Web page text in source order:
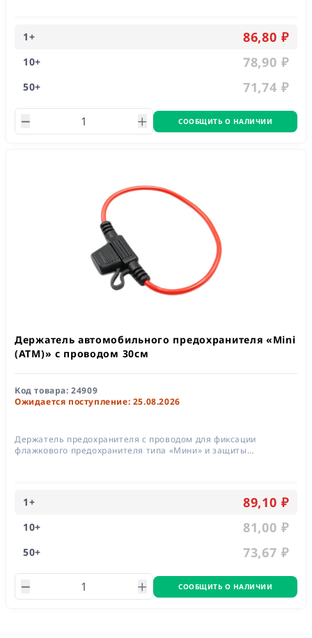
1+ 86,80 ₽
10+ 78,90 ₽
50+ 71,74 ₽
СООБЩИТЬ О НАЛИЧИИ
Держатель автомобильного предохранителя «Mini
(ATM)» с проводом 30см
Код товара:24909
Ожидается поступление: 25.08.2026
Держатель предохранителя с проводом для фиксации
флажкового предохранителя типа «Мини» и защиты
1+ 89,10 ₽
10+ 81,00 ₽
50+ 73,67 ₽
СООБЩИТЬ О НАЛИЧИИ